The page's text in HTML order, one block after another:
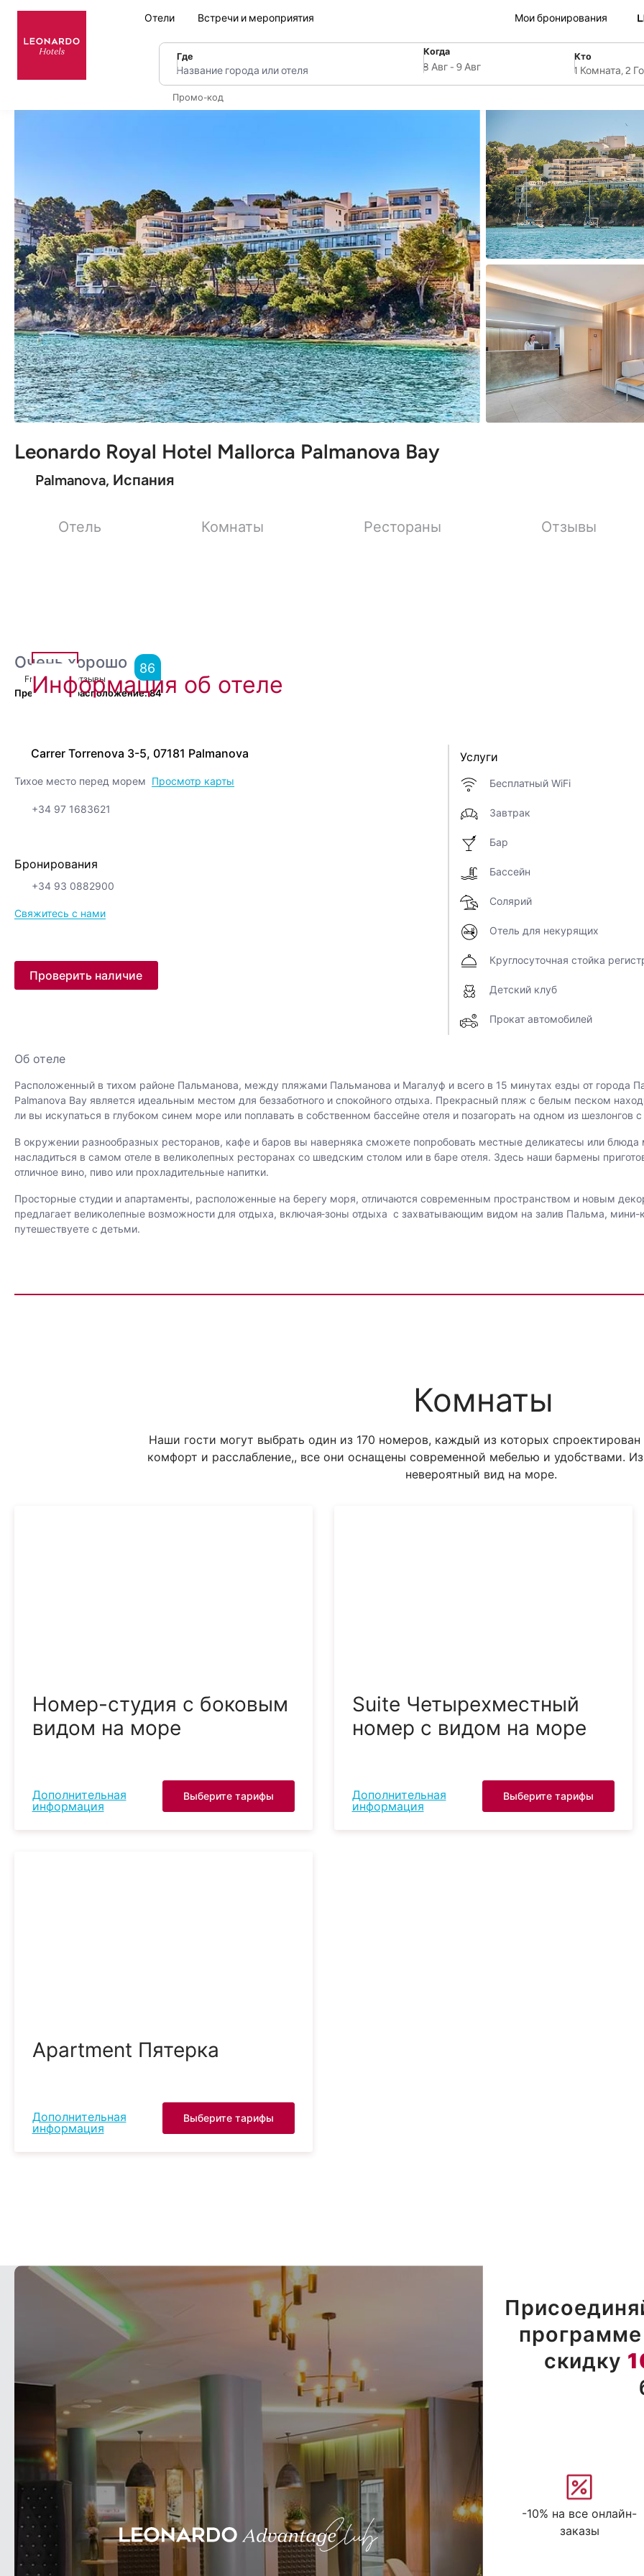
Отели Встречи и мероприятия Мои бронирования
Leonardo Royal Hotel Mallorca Palmanova Bay
Palmanova, Испания
Где
Название города или отеля
Когда
SelectDate
8 Авг- 9 Авг
Кто
Username
1 Комната, 2
Промо-код
Отель Комнаты Рестораны Отзывы
Очень хорошо
From3,096Отзывы
86
Прекрасное расположение.84
Информация об отеле
Carrer Torrenova 3-5, 07181 Palmanova
Тихое место перед морем Просмотр карты
+34 97 1683621
Бронирования
+34 93 0882900
Свяжитесь с нами
Проверить наличие
Услуги
Бесплатный WiFi
Завтрак
Бар
Бассейн
Солярий
Отель для некурящих
Круглосуточная стойка
Детский клуб
Прокат автомобилей
Об отеле
Расположенный в тихом районе Пальманова, между пляжами Пальманова и Магалуф и всего в 15 минутах езды от города
Palmanova Bay является идеальным местом для беззаботного и спокойного отдыха. Прекрасный пляж с белым песком
ли вы искупаться в глубоком синем море или поплавать в собственном бассейне отеля и позагорать на одном из шезлонгов
В окружении разнообразных ресторанов, кафе и баров вы наверняка сможете попробовать местные деликатесы или
насладиться в самом отеле в великолепных ресторанах со шведским столом или в баре отеля. Здесь наши бармены
отличное вино, пиво или прохладительные напитки.
Просторные студии и апартаменты, расположенные на берегу моря, отличаются современным пространством и новым
предлагает великолепные возможности для отдыха, включая зоны отдыха с захватывающим видом на залив Пальма, мини-
путешествуете с детьми.
Комнаты
Наши гости могут выбрать один из 170 номеров, каждый из которых спроектирован
комфорт и расслабление,, все они оснащены современной мебелью и удобствами.
невероятный вид на море.
Номер-студия с боковым
видом на море
Дополнительная
информация
Выберите тарифы
Suite Четырехместный
номер с видом на море
Дополнительная
информация
Выберите тарифы
Apartment Пятерка
Дополнительная
информация
Выберите тарифы
программе
скидку
-10% на все онлайн-
заказы